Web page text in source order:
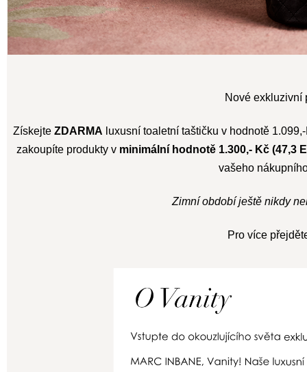
Nové exkluzivní
Získejte ZDARMA luxusní toaletní taštičku v hodnotě
zakoupíte produkty v minimální hodnotě 1.300,- Kč (47,3
vašeho
Zimní období ještě nikdy
Pro více